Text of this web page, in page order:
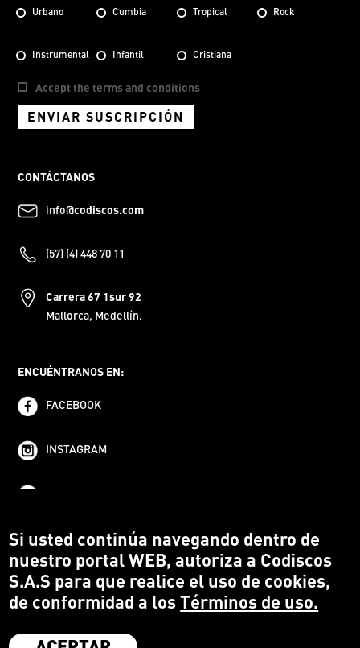
Urbano Cumbia Tropical Rock
Instrumental Infantil Cristiana
Accept the terms and conditions
ENVIAR SUSCRIPCIÓN
CONTÁCTANOS
info@codiscos.com
(57) (4) 448 70 11
Carrera 67 1sur 92
Mallorca, Medellín.
ENCUÉNTRANOS EN:
FACEBOOK
INSTAGRAM
Si usted continúa navegando dentro de
nuestro portal WEB, autoriza a Codiscos
S.A.S para que realice el uso de cookies,
de conformidad a losTérminos de uso.